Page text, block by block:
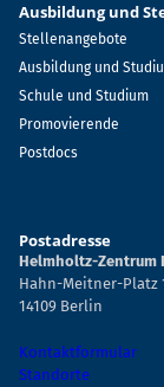
Ausbildung und
Stellenangebote
Ausbildung und
Schule und Studium
Promovierende
Postdocs
Postadresse
Helmholtz-Zentrum
Hahn-Meitner-Platz
14109 Berlin
Kontaktformular
Standorte